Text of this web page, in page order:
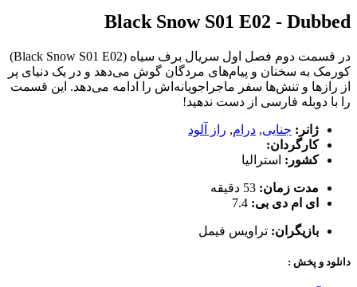
Black Snow S01 E02 - Dubbed
در قسمت دوم فصل اول سریال برف سیاه (Black Snow S01 E02)
کورمک به سخنان و پیام‌های مردگان گوش می‌دهد و در یک دنیای پر
از رازها و تنش‌ها سفر ماجراجویانه‌اش را ادامه می‌دهد. این قسمت
را با دوبله فارسی از دست ندهید!
ژانر: جنایی, درام, راز آلود
کارگردان:
کشور: استرالیا
مدت زمان: 53 دقیقه
ای ام دی بی: 7.4
بازیگران: تراویس فیمل
دانلود و پخش :